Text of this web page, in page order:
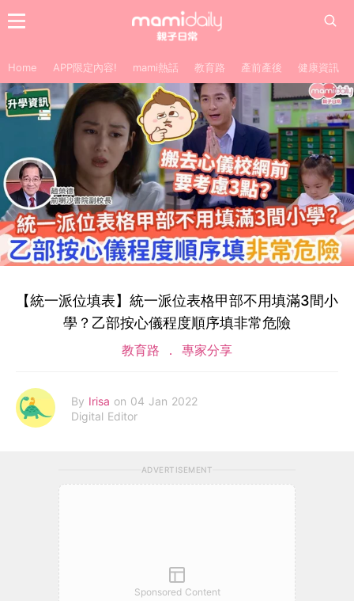
Home APP限定內容! mami熱話 教育路 產前產後 健康資訊
【統一派位填表】統一派位表格甲部不用填滿3間小
學？乙部按心儀程度順序填非常危險
教育路 專家分享
By Irisa on 04 Jan 2022
Digital Editor
ADVERTISEMENT
Sponsored Content